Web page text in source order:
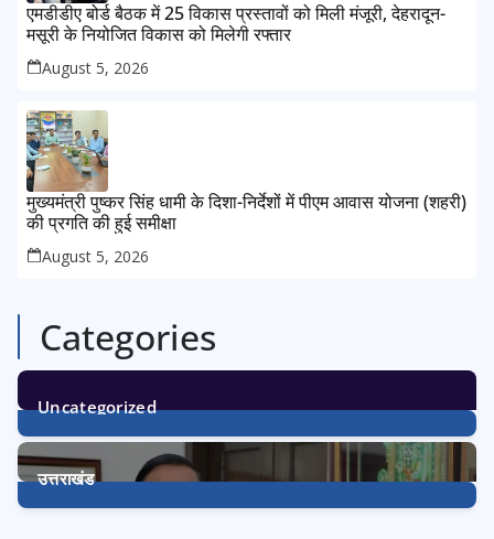
एमडीडीए बोर्ड बैठक में 25 विकास प्रस्तावों को मिली मंजूरी, देहरादून-
मसूरी के नियोजित विकास को मिलेगी रफ्तार
August 5, 2026
मुख्यमंत्री पुष्कर सिंह धामी के दिशा-निर्देशों में पीएम आवास योजना (शहरी)
की प्रगति की हुई समीक्षा
August 5, 2026
Categories
Uncategorized
1Post
उत्तराखंड